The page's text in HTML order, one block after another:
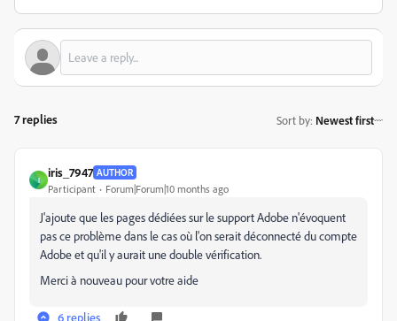
7 replies Sort by: Newest first
I
iris_7947 AUTHOR
Participant Forum|Forum|10 months ago
J'ajoute que les pages dédiées sur le support Adobe n'évoquent
pas ce problème dans le cas où l'on serait déconnecté du compte
Adobe et qu'il y aurait une double vérification.
Merci à nouveau pour votre aide
6 replies